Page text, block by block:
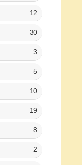
12
30
3
5
10
19
8
2